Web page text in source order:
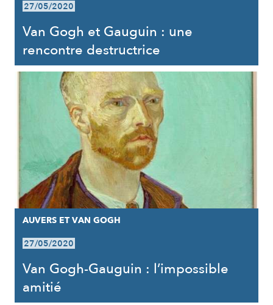
27/05/2020
Van Gogh et Gauguin : une
rencontre destructrice
AUVERS ET VAN GOGH
27/05/2020
Van Gogh-Gauguin : l’impossible
amitié